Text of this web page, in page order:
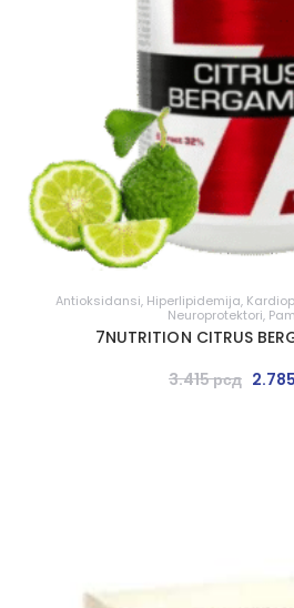
Antioksidansi, Hiperlipidemija,
Neuroprotektori,
7NUTRITION CITRUS
3.415рсд 2.785